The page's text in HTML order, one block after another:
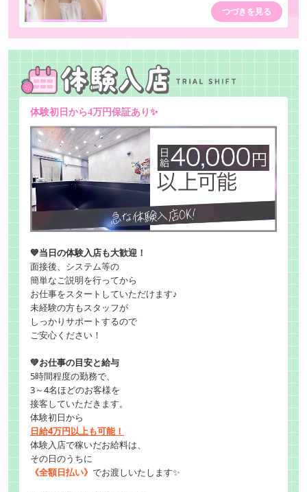
つづきを見る
体験初日から4万円保証あり✨
💙当日の体験入店も大歓迎！
面接後、システム等の
簡単なご説明を行ってから
お仕事をスタートしていただけます♪
未経験の方もスタッフが
しっかりサポートするので
ご安心ください！
💚お仕事の目安と給与
5時間程度の勤務で、
3～4名ほどのお客様を
接客していただきます。
体験初日から
日給4万円以上も可能！
体験入店で稼いだお給料は、
その日のうちに
《全額日払い》 でお渡しいたします✨